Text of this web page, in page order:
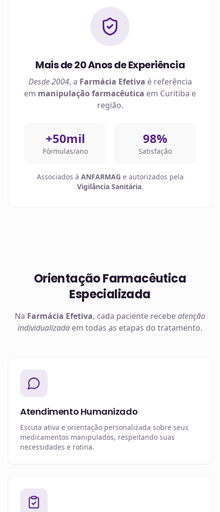
Mais de 20 Anos de Experiência
Desde 2004, a Farmácia Efetiva é referência
em manipulação farmacêutica em Curitiba e
região.
+50mil
Fórmulas/ano
98%
Satisfação
Associados à ANFARMAG e autorizados pela
Vigilância Sanitária.
Orientação Farmacêutica
Especializada
Na Farmácia Efetiva, cada paciente recebeatenção
individualizada em todas as etapas do tratamento.
Atendimento Humanizado
Escuta ativa e orientação personalizada sobre seus
medicamentos manipulados, respeitando suas
necessidades e rotina.